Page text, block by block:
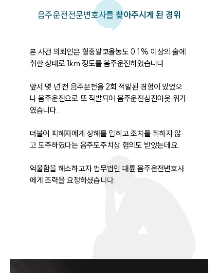
음주운전전문변호사를 찾아주시게 된 경위
본 사건 의뢰인은 혈중알코올농도 0.1% 이상의 술에
취한 상태로 1km 정도를 음주운전하였습니다.
앞서 몇 년 전 음주운전을 2회 적발된 경험이 있었으
나 음주운전으로 또 적발되어 음주운전삼진아웃 위기
였습니다.
더불어 피해자에게 상해를 입히고 조치를 취하지 않
고 도주하였다는 음주도주치상 혐의도 받았는데요.
억울함을 해소하고자 법무법인 대륜 음주운전변호사
에게 조력을 요청하셨습니다.